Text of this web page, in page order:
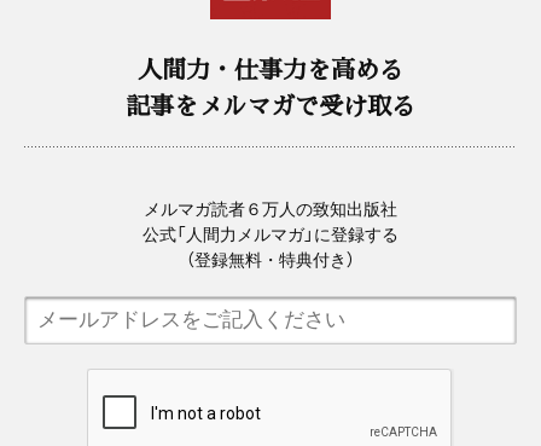
人間力・仕事力を高める
記事をメルマガで受け取る
メルマガ読者６万人の致知出版社
公式「人間力メルマガ」に登録する
（登録無料・特典付き）